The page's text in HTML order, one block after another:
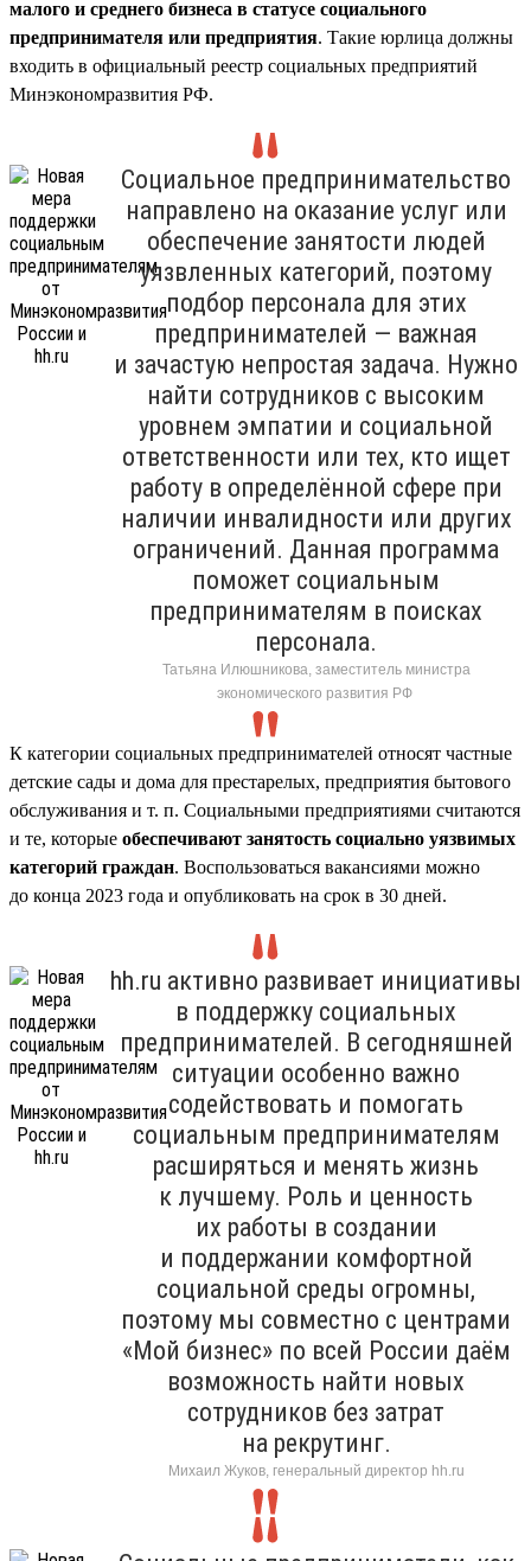
малого и среднего бизнеса в статусе социального
предпринимателя или предприятия. Такие юрлица должны
входить в официальный реестр социальных предприятий
Минэкономразвития РФ.
Социальное предпринимательство
направлено на оказание услуг или
обеспечение занятости людей
уязвленных категорий, поэтому
подбор персонала для этих
предпринимателей — важная
и зачастую непростая задача. Нужно
найти сотрудников с высоким
уровнем эмпатии и социальной
ответственности или тех, кто ищет
работу в определённой сфере при
наличии инвалидности или других
ограничений. Данная программа
поможет социальным
предпринимателям в поисках
персонала.
Татьяна Илюшникова, заместитель министра
экономического развития РФ
К категории социальных предпринимателей относят частные
детские сады и дома для престарелых, предприятия бытового
обслуживания и т. п. Социальными предприятиями считаются
и те, которые обеспечивают занятость социально уязвимых
категорий граждан. Воспользоваться вакансиями можно
до конца 2023 года и опубликовать на срок в 30 дней.
hh.ru активно развивает инициативы
в поддержку социальных
предпринимателей. В сегодняшней
ситуации особенно важно
содействовать и помогать
социальным предпринимателям
расширяться и менять жизнь
к лучшему. Роль и ценность
их работы в создании
и поддержании комфортной
социальной среды огромны,
поэтому мы совместно с центрами
«Мой бизнес» по всей России даём
возможность найти новых
сотрудников без затрат
на рекрутинг.
Михаил Жуков, генеральный директор hh.ru